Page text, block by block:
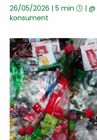
26/05/2026 | 5 min 🕒 | @
konsument